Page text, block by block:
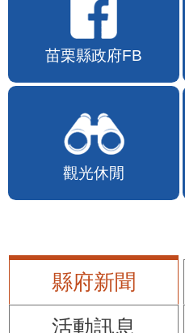
苗栗縣政府FB
觀光休閒
縣府新聞
活動訊息